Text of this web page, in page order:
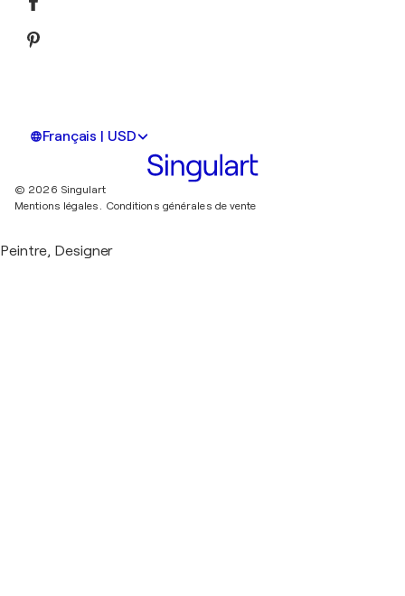
Français | USD
© 2026 Singulart
Mentions légales.
Conditions générales de vente
Peintre, Designer